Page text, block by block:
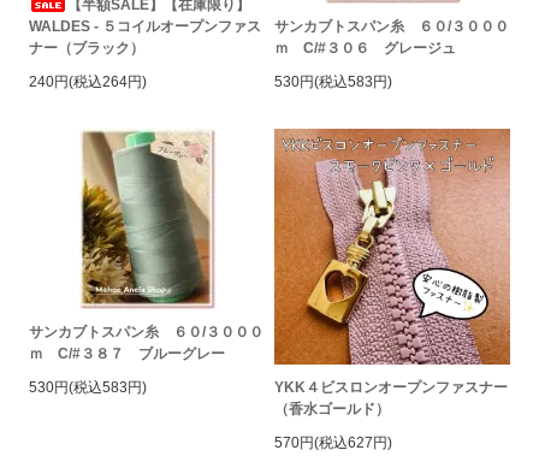
【半額SALE】【在庫限り】
WALDES - ５コイルオープンファス
ナー（ブラック）
240円(税込264円)
サンカブトスパン糸 ６０/３０００
ｍ C/#３０６ グレージュ
530円(税込583円)
サンカブトスパン糸 ６０/３０００
ｍ C/#３８７ ブルーグレー
530円(税込583円)
YKK４ビスロンオープンファスナー
（香水ゴールド）
570円(税込627円)